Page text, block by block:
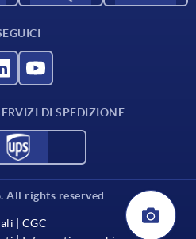
DI SPEDIZIONE
All rights reserved
CGC